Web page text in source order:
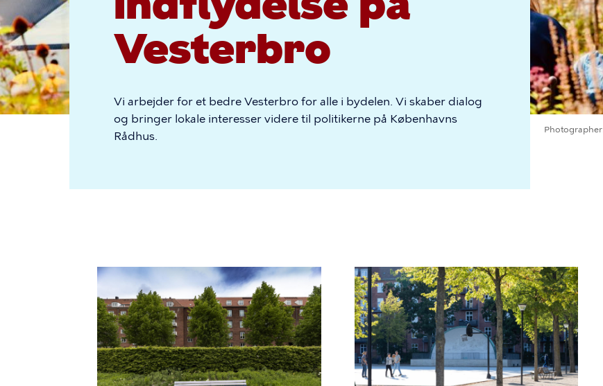
Vesterbro
Vi arbejder for et bedre Vesterbro for alle i bydelen. Vi skaber dialog
og bringer lokale interesser videre til politikerne på Københavns
Rådhus.
Photographer